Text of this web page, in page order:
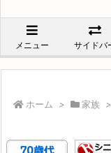
メニュー サイドバ
ホーム > 家族 >